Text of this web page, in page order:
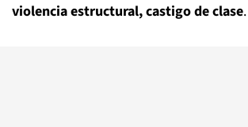
violencia estructural, castigo de clase.